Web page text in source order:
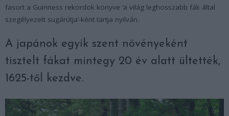
fasort a Guinness rekordok könyve ’a világ leghosszabb fák által
szegélyezett sugárútja’-ként tartja nyilván.
A japánok egyik szent növényeként
tisztelt fákat mintegy 20 év alatt ültették,
1625-től kezdve.